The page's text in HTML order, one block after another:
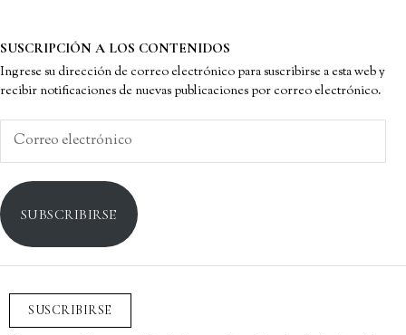
SUSCRIPCIÓN A LOS CONTENIDOS
Ingrese su dirección de correo electrónico para suscribirse a esta web y
recibir notificaciones de nuevas publicaciones por correo electrónico.
electrónico
SUBSCRIBIRSE
SUSCRIBIRSE